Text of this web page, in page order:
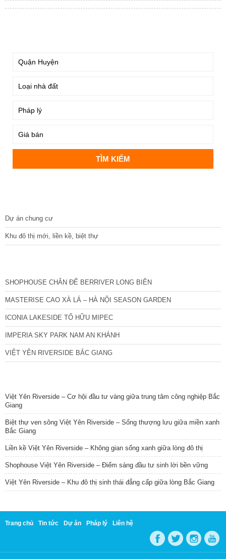
Dự án chung cư
Khu đô thị mới, liền kề, biệt thự
SHOPHOUSE CHÂN ĐẾ BERRIVER LONG BIÊN
MASTERISE CAO XÀ LÁ – HÀ NỘI SEASON GARDEN
ICONIA LAKESIDE TỐ HỮU MIPEC
IMPERIA SKY PARK NAM AN KHÁNH
VIỆT YÊN RIVERSIDE BẮC GIANG
Việt Yên Riverside – Cơ hội đầu tư vàng giữa trung tâm công nghiệp Bắc
Giang
Biệt thự ven sông Việt Yên Riverside – Sống thượng lưu giữa miền xanh
Bắc Giang
Liền kề Việt Yên Riverside – Không gian sống xanh giữa lòng đô thị
Shophouse Việt Yên Riverside – Điểm sáng đầu tư sinh lời bền vững
Việt Yên Riverside – Khu đô thị sinh thái đẳng cấp giữa lòng Bắc Giang
Trang chủ Tin tức Dự án Pháp lý Liên hệ